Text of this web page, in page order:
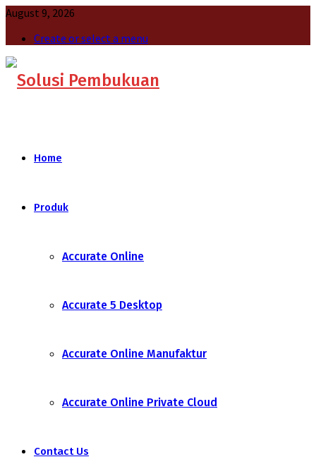
August 9, 2026
Create or select a menu
Home
Produk
Accurate Online
Accurate 5 Desktop
Accurate Online Manufaktur
Accurate Online Private Cloud
Contact Us